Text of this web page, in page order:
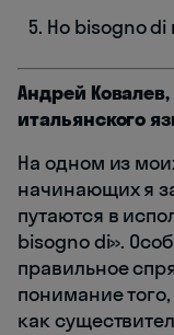
Ho bisogno
Андрей
итальянского
На одном из
начинающих я
путаются в
bisogno di».
правильное
понимание
как